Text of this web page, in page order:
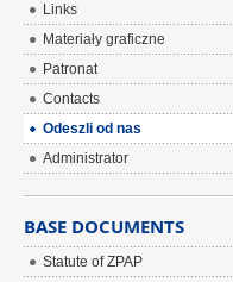
Links
Materiały graficzne
Patronat
Contacts
Odeszli od nas
Administrator
BASE DOCUMENTS
Statute of ZPAP